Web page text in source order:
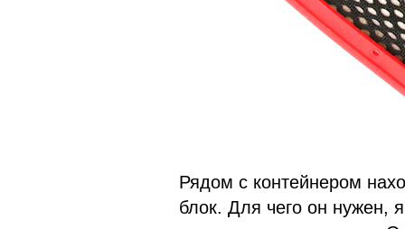
Рядом с контейнером
блок. Для чего он нужен,